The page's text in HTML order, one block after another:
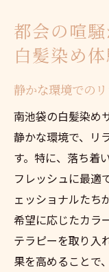
都会の喧
白髪染め
静かな環境での
南池袋の白髪染め
静かな環境で、リ
す。特に、落ち着
フレッシュに最適
ェッショナルたち
希望に応じたカラ
テラピーを取り入
果を高めることで